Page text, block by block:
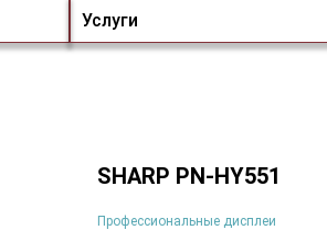
Услуги
SHARP PN-HY551
Профессиональные дисплеи